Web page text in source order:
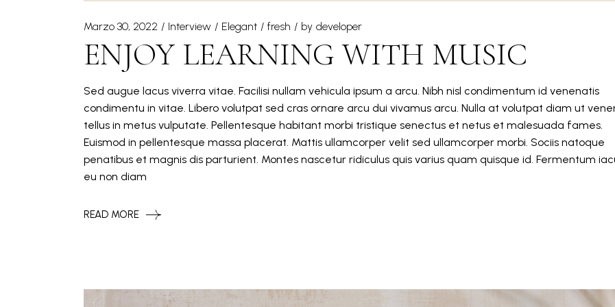
aumentare
o
diminuire
Marzo 30, 2022 Interview Elegant fresh by developer
ENJOY LEARNING WITH MUSIC
Sed augue lacus viverra vitae. Facilisi nullam vehicula ipsum a arcu. Nibh nisl condimentum id venenatis
condimentu in vitae. Libero volutpat sed cras ornare arcu dui vivamus arcu. Nulla at volutpat diam ut
tellus in metus vulputate. Pellentesque habitant morbi tristique senectus et netus et malesuada fames.
Euismod in pellentesque massa placerat. Mattis ullamcorper velit sed ullamcorper morbi. Sociis natoque
penatibus et magnis dis parturient. Montes nascetur ridiculus quis varius quam quisque id. Fermentum
eu non diam
READ MORE